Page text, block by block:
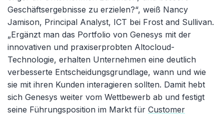
Geschäftsergebnisse zu erzielen?“, weiß Nancy
Jamison, Principal Analyst, ICT bei Frost and Sullivan.
„Ergänzt man das Portfolio von Genesys mit der
innovativen und praxiserprobten Altocloud-
Technologie, erhalten Unternehmen eine deutlich
verbesserte Entscheidungsgrundlage, wann und wie
sie mit ihren Kunden interagieren sollten. Damit hebt
sich Genesys weiter vom Wettbewerb ab und festigt
seine Führungsposition im Markt für Customer